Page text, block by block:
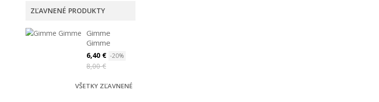
ZĽAVNENÉ PRODUKTY
Gimme
Gimme
6,40 € -20%
8,00 €
VŠETKY ZĽAVNENÉ